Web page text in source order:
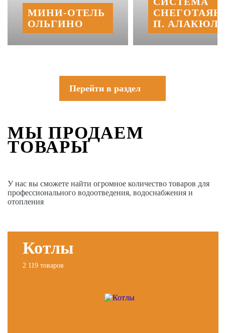
МИНИ‑‏ОТЕЛЬ
ОЛЬГИНО
П.
Перейти в раздел
МЫ ПРОДАЕМ
ТОВАРЫ
У нас вы сможете найти огромное количество товаров для
профессионального водоотведения, водоснабжения и
отопления
Котлы
2 119 товаров